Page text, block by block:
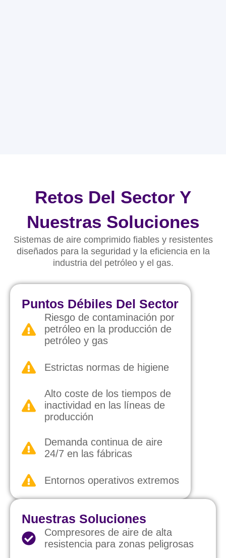
Retos Del Sector Y
Nuestras Soluciones
Sistemas de aire comprimido fiables y resistentes
diseñados para la seguridad y la eficiencia en la
industria del petróleo y el gas.
Puntos Débiles Del Sector
Riesgo de contaminación por
petróleo en la producción de
petróleo y gas
Estrictas normas de higiene
Alto coste de los tiempos de
inactividad en las líneas de
producción
Demanda continua de aire
24/7 en las fábricas
Entornos operativos extremos
Nuestras Soluciones
Compresores de aire de alta
resistencia para zonas peligrosas